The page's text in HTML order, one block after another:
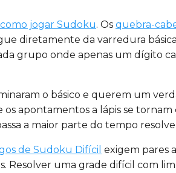
como jogar Sudoku. Os quebra-
diretamente da varredura
grupo onde apenas um dígito
o básico e querem um
apontamentos a lápis se tornam
a maior parte do tempo
de Sudoku Difícil exigem pares
Resolver uma grade difícil com